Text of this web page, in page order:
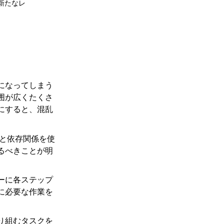
たなレ
なってしまう
が広くたくさ
すると、混乱
依存関係を使
べきことが明
に各ステップ
必要な作業を
組むタスクを